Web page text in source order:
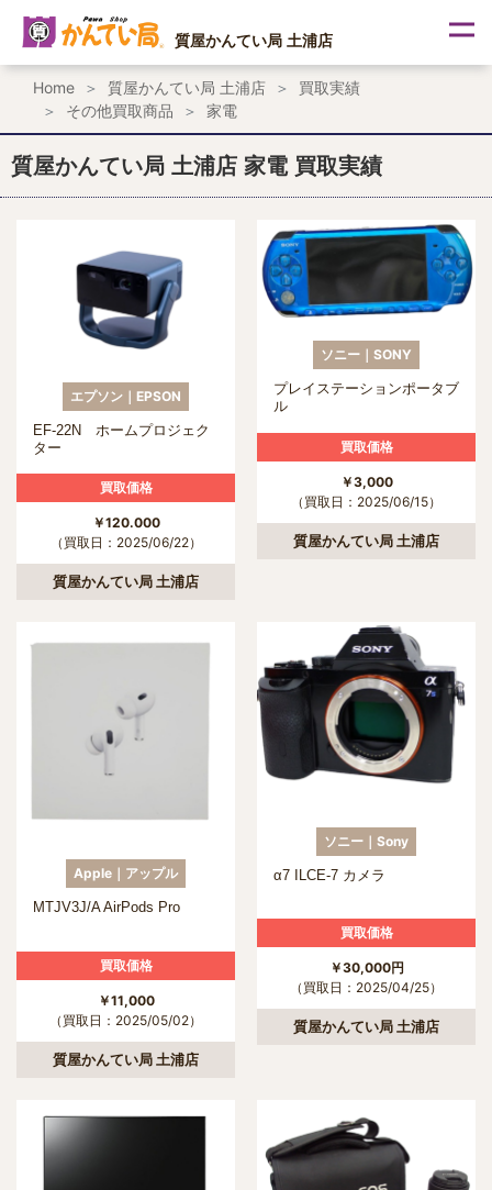
ス
プ
質屋かんてい局 土浦店
Home 質屋かんてい局 土浦店
買取実績
その他買取商品
家電
質屋かんてい局 土浦店 家電 買取実績
エプソン｜EPSON
EF-22N ホームプロジェク
ター
買取価格
￥120.000
（買取日：2025/06/22）
質屋かんてい局 土浦店
ソニー｜SONY
プレイステーションポータブ
ル
買取価格
￥3,000
（買取日：2025/06/15）
質屋かんてい局 土浦店
Apple｜アップル
MTJV3J/A AirPods Pro
買取価格
￥11,000
（買取日：2025/05/02）
質屋かんてい局 土浦店
ソニー｜Sony
α7 ILCE-7 カメラ
買取価格
￥30,000円
（買取日：2025/04/25）
質屋かんてい局 土浦店